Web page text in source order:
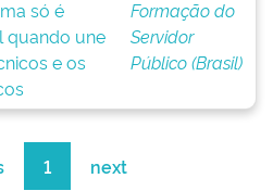
só é
quando une
e os
Formação do
Servidor
Público (Brasil)
1 next